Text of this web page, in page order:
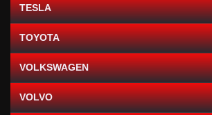
TESLA
TOYOTA
VOLKSWAGEN
VOLVO